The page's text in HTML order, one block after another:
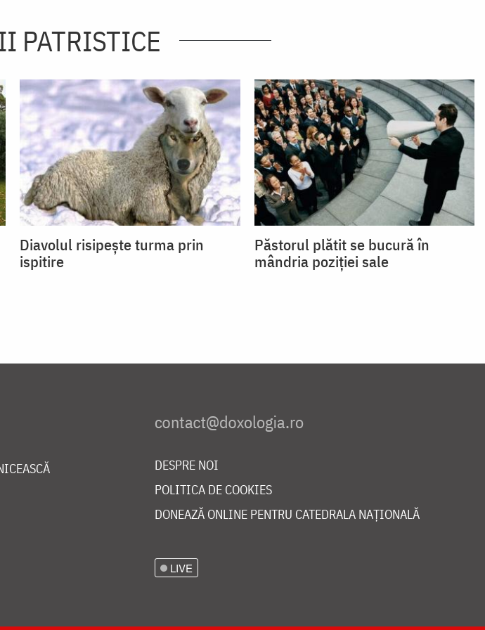
PATRISTICE
Diavolul risipeşte turma prin
ispitire
Păstorul plătit se bucură în
mândria poziţiei sale
DESPRE NOI
POLITICA DE COOKIES
DONEAZĂ ONLINE PENTRU CATEDRALA NAȚIONALĂ
LIVE